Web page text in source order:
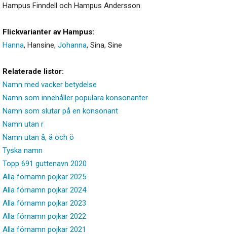
Hampus Finndell och Hampus Andersson.
Flickvarianter av Hampus:
Hanna, Hansine, Johanna, Sina, Sine
Relaterade listor:
Namn med vacker betydelse
Namn som innehåller populära konsonanter
Namn som slutar på en konsonant
Namn utan r
Namn utan å, ä och ö
Tyska namn
Topp 691 guttenavn 2020
Alla förnamn pojkar 2025
Alla förnamn pojkar 2024
Alla förnamn pojkar 2023
Alla förnamn pojkar 2022
Alla förnamn pojkar 2021